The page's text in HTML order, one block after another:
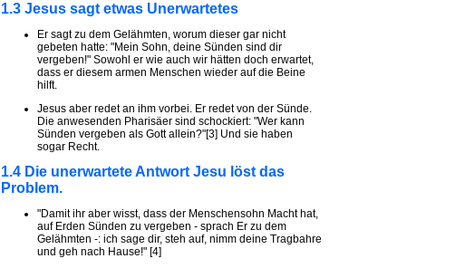
1.3 Jesus sagt etwas Unerwartetes
Er sagt zu dem Gelähmten, worum dieser gar nicht
gebeten hatte: "Mein Sohn, deine Sünden sind dir
vergeben!" Sowohl er wie auch wir hätten doch erwartet,
dass er diesem armen Menschen wieder auf die Beine
hilft.
Jesus aber redet an ihm vorbei. Er redet von der Sünde.
Die anwesenden Pharisäer sind schockiert: "Wer kann
Sünden vergeben als Gott allein?"[3] Und sie haben
sogar Recht.
1.4 Die unerwartete Antwort Jesu löst das
Problem.
"Damit ihr aber wisst, dass der Menschensohn Macht hat,
auf Erden Sünden zu vergeben - sprach Er zu dem
Gelähmten -: ich sage dir, steh auf, nimm deine Tragbahre
und geh nach Hause!" [4]